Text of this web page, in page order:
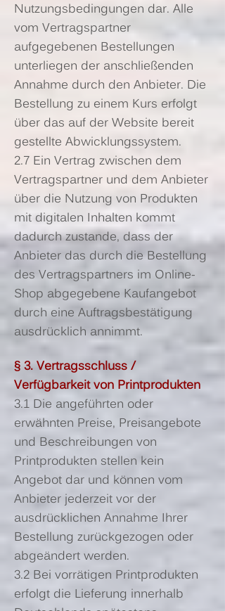
Nutzungsbedingungen dar. Alle
vom Vertragspartner
aufgegebenen Bestellungen
unterliegen der anschließenden
Annahme durch den Anbieter. Die
Bestellung zu einem Kurs erfolgt
über das auf der Website bereit
gestellte Abwicklungssystem.
2.7 Ein Vertrag zwischen dem
Vertragspartner und dem Anbieter
über die Nutzung von Produkten
mit digitalen Inhalten kommt
dadurch zustande, dass der
Anbieter das durch die Bestellung
des Vertragspartners im Online-
Shop abgegebene Kaufangebot
durch eine Auftragsbestätigung
ausdrücklich annimmt.
§ 3. Vertragsschluss /
Verfügbarkeit von Printprodukten
3.1 Die angeführten oder
erwähnten Preise, Preisangebote
und Beschreibungen von
Printprodukten stellen kein
Angebot dar und können vom
Anbieter jederzeit vor der
ausdrücklichen Annahme Ihrer
Bestellung zurückgezogen oder
abgeändert werden.
3.2 Bei vorrätigen Printprodukten
erfolgt die Lieferung innerhalb